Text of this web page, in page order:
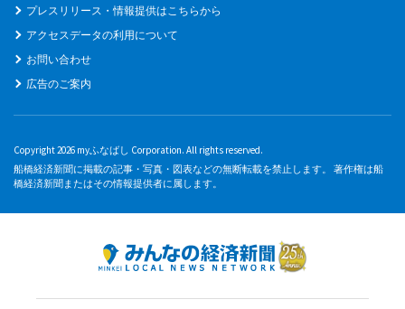
プレスリリース・情報提供はこちらから
アクセスデータの利用について
お問い合わせ
広告のご案内
Copyright 2026 myふなばし Corporation. All rights reserved.
船橋経済新聞に掲載の記事・写真・図表などの無断転載を禁止します。 著作権は船
橋経済新聞またはその情報提供者に属します。